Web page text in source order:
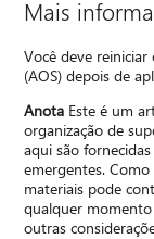
Mais
Você deve
(AOS) depois de
Anota Este é um
organização de
aqui são
emergentes.
materiais pode
qualquer
outras